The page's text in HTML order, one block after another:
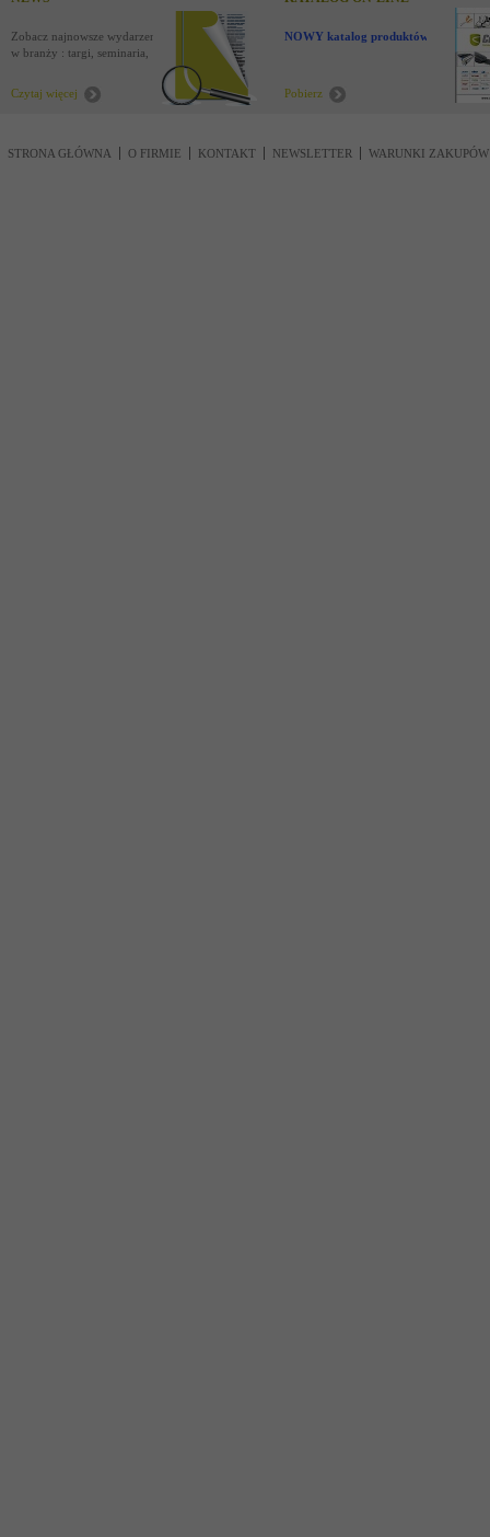
Zobacz najnowsze wydarzenia
w branży : targi, seminaria,
Czytaj więcej
NOWY katalog produktów !
Pobierz
STRONA GŁÓWNA O FIRMIE KONTAKT NEWSLETTER WARUNKI ZAKUPÓW